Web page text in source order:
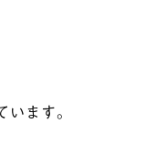
ます。